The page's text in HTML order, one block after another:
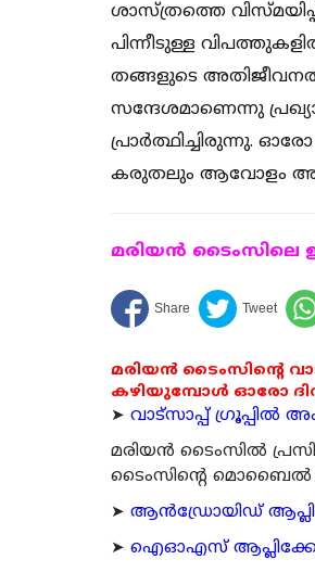
ശാസ്ത്രത്തെ
പിന്നീടുള്ള
തങ്ങളുടെ
സന്ദേശമാണെന്നു
പ്രാര്‍ത്ഥിച്ചിരുന്നു.
കരുതലും ആവോളം
മരിയന്‍ ടൈംസിലെ
മരിയൻ ടൈംസിന്റെ
കഴിയുമ്പോൾ ഓരോ
➤ വാട്സാപ്പ് ഗ്രൂപ്പിൽ
മരിയന്‍ ടൈംസില്‍
ടൈംസിന്റെ മൊബൈല്‍
➤ ആന്‍ഡ്രോയിഡ്
➤ ഐഓഎസ്